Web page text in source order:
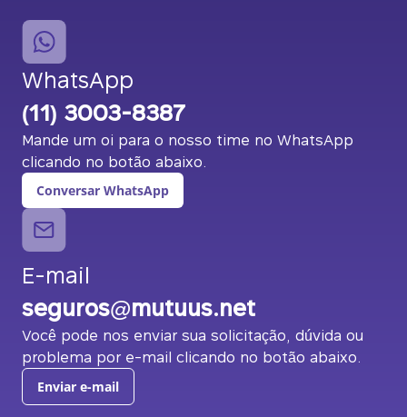
WhatsApp
(11) 3003-8387
Mande um oi para o nosso time no WhatsApp
clicando no botão abaixo.
Conversar WhatsApp
E-mail
seguros@mutuus.net
Você pode nos enviar sua solicitação, dúvida ou
problema por e-mail clicando no botão abaixo.
Enviar e-mail